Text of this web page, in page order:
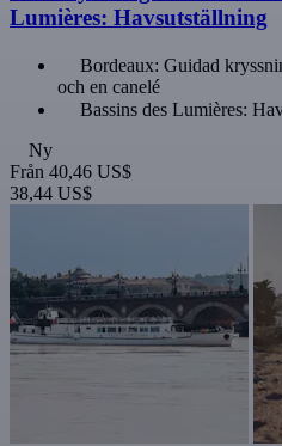
Lumières: Havsutställning
Bordeaux: Guidad
och en canelé
Bassins des Lumières:
Ny
Från 40,46 US$
38,44 US$